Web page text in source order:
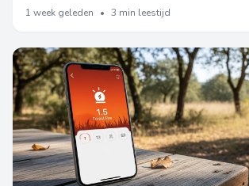
en hoe het zit met verzekering, pro-rata-
bewijsstukken.
1 week geleden • 3 min leestijd